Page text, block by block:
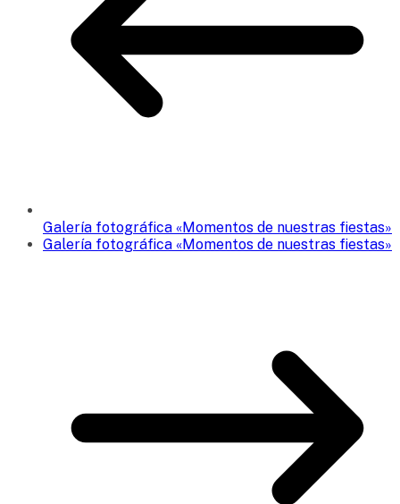
Galería fotográfica «Momentos de nuestras fiestas»
Galería fotográfica «Momentos de nuestras fiestas»